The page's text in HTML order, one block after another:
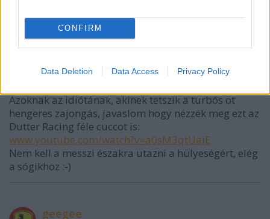
CONFIRM
Data Deletion Data Access Privacy Policy
leszek az adott körben népszerű. - üdv Szomáliából.
Pubec
Azoknak az idiótának, akinek tetszik a turbós öt
hengeres zajongás, javaslom hogy nézzék meg ezt az
Dutter Racing féle cuccot is:
www.youtube.com/watch?v=a0sM3qtUaiE
Nem kell a messzi északra utazni a hülyeségért, elég
a sógikhoz :-)
geegee